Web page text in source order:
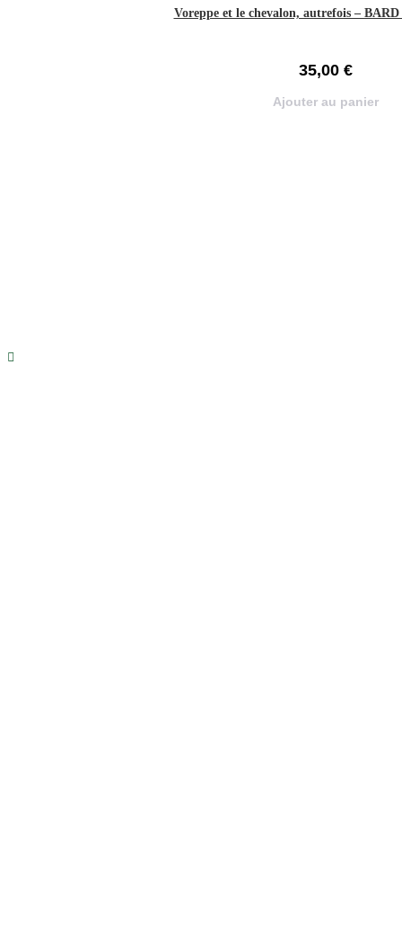
Voreppe et le chevalon, autrefois –
35,00 €
Ajouter au panier